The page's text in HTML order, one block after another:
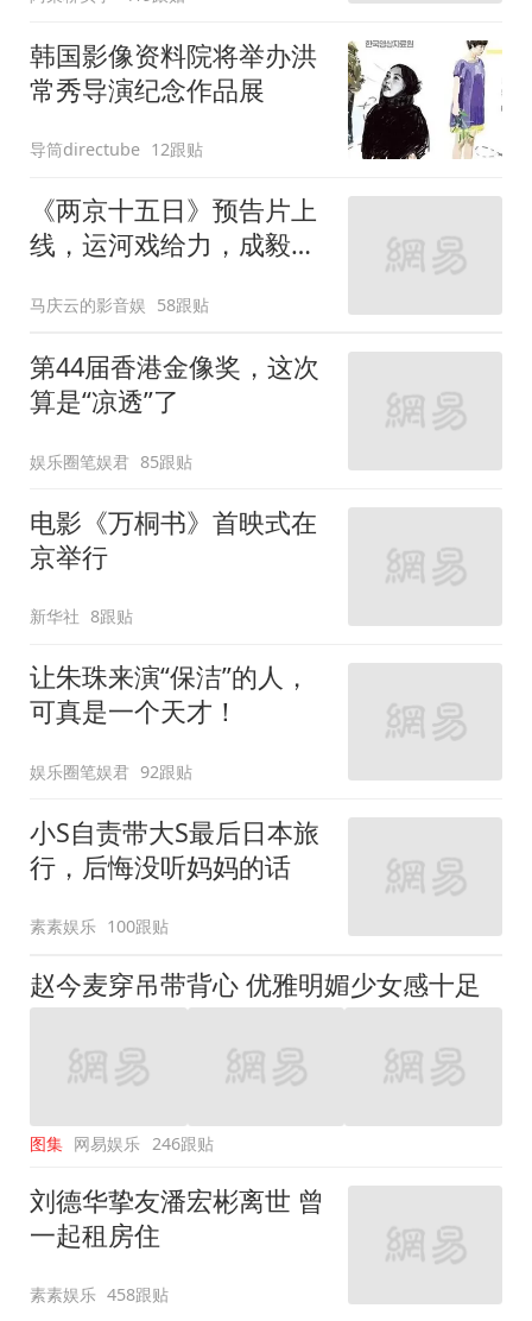
韩国影像资料院将举办洪
常秀导演纪念作品展
导筒directube 12跟贴
《两京十五日》预告片上
线，运河戏给力，成毅演
马庆云的影音娱 58跟贴
第44届香港金像奖，这次
算是“凉透”了
娱乐圈笔娱君 85跟贴
电影《万桐书》首映式在
京举行
新华社 8跟贴
让朱珠来演“保洁”的人，
可真是一个天才！
娱乐圈笔娱君 92跟贴
小S自责带大S最后日本旅
行，后悔没听妈妈的话
素素娱乐 100跟贴
赵今麦穿吊带背心 优雅明媚少女感十足
图集 网易娱乐 246跟贴
刘德华挚友潘宏彬离世 曾
一起租房住
素素娱乐 458跟贴